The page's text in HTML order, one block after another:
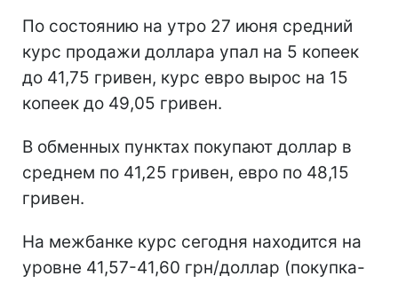
По состоянию на утро 27 июня средний
курс продажи доллара упал на 5 копеек
до 41,75 гривен, курс евро вырос на 15
копеек до 49,05 гривен.
В обменных пунктах покупают доллар в
среднем по 41,25 гривен, евро по 48,15
гривен.
На межбанке курс сегодня находится на
уровне 41,57-41,60 грн/доллар (покупка-